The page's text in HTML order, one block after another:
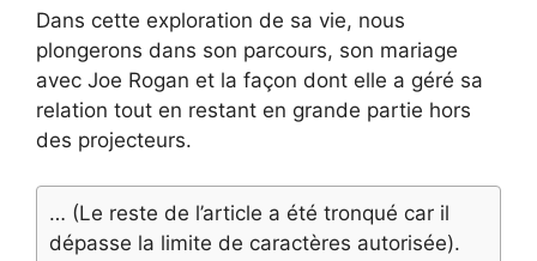
Dans cette exploration de sa vie, nous
plongerons dans son parcours, son mariage
avec Joe Rogan et la façon dont elle a géré sa
relation tout en restant en grande partie hors
des projecteurs.
… (Le reste de l’article a été tronqué car il
dépasse la limite de caractères autorisée).